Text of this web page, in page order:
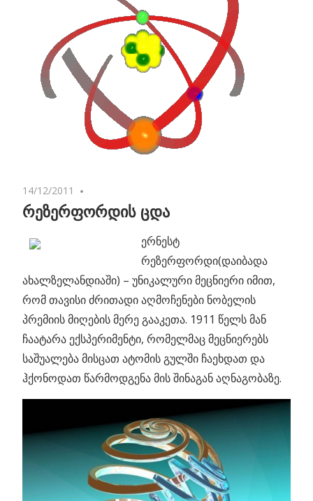
14/12/2011
რეზერფორდის ცდა
ერნესტ
რეზერფორდი(დაიბადა
ახალზელანდიაში) – უნიკალური მეცნიერი იმით,
რომ თავისი ძრითადი აღმოჩენები ნობელის
პრემიის მიღების მერე გააკეთა. 1911 წელს მან
ჩაატარა ექსპერიმენტი, რომელმაც მეცნიერებს
საშუალება მისცათ ატომის გულში ჩაეხდათ და
ჰქონოდათ წარმოდგენა მის შინაგან აღნაგობაზე.